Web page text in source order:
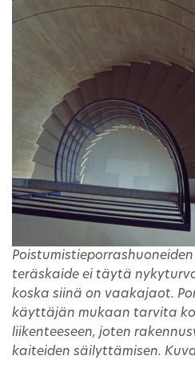
teräskaide ei täytä
koska siinä on vaakajaot.
käyttäjän mukaan tarvita
liikenteeseen, joten
kaiteiden säilyttämisen.